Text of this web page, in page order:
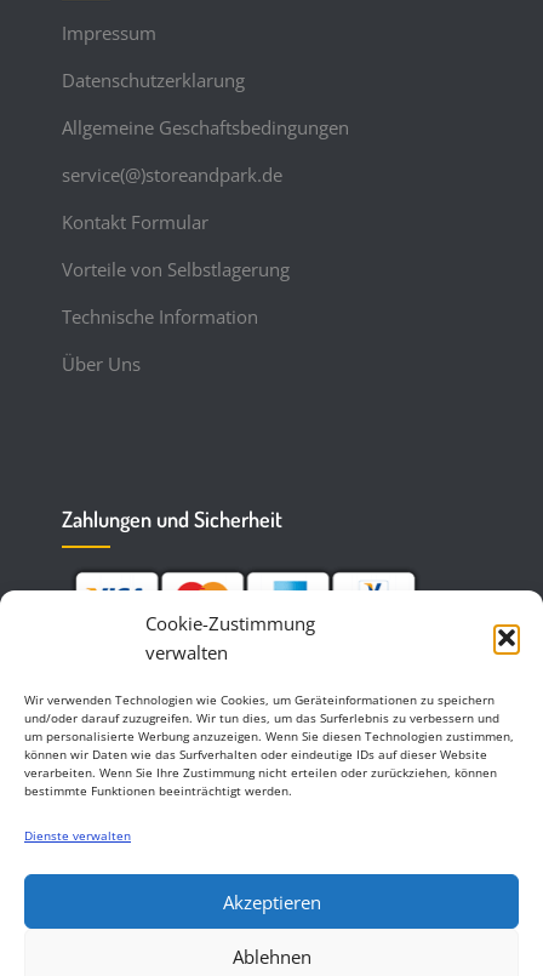
Cookie-Zustimmung
verwalten
Wir verwenden Technologien wie Cookies, um Geräteinformationen zu speichern
und/oder darauf zuzugreifen. Wir tun dies, um das Surferlebnis zu verbessern und
um personalisierte Werbung anzuzeigen. Wenn Sie diesen Technologien zustimmen,
können wir Daten wie das Surfverhalten oder eindeutige IDs auf dieser Website
verarbeiten. Wenn Sie Ihre Zustimmung nicht erteilen oder zurückziehen, können
bestimmte Funktionen beeinträchtigt werden.
Dienste verwalten
Akzeptieren
Ablehnen
Impressum
Datenschutzerklarung
Allgemeine Geschaftsbedingungen
service(@)storeandpark.de
Kontakt Formular
Vorteile von Selbstlagerung
Technische Information
Über Uns
Zahlungen und Sicherheit